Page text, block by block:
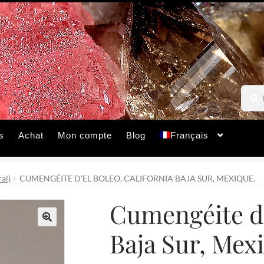
pour :
Achat Mon compte Blog Français
CUMENGÉITE D’EL BOLEO, CALIFORNIA BAJA SUR, MEXIQUE.
Cumengéite
Baja Sur,